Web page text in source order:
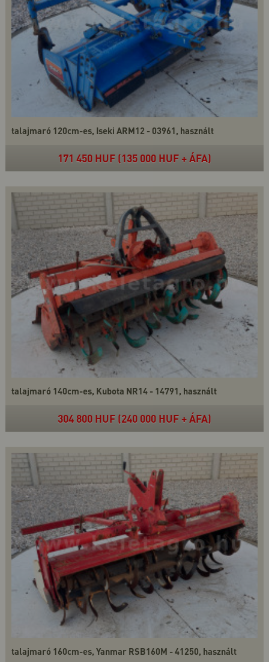
talajmaró 120cm-es, Iseki ARM12 - 03961, használt
171 450 HUF (135 000 HUF + ÁFA)
talajmaró 140cm-es, Kubota NR14 - 14791, használt
304 800 HUF (240 000 HUF + ÁFA)
talajmaró 160cm-es, Yanmar RSB160M - 41250, használt